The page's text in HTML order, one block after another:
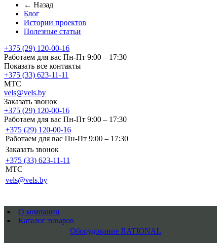
← Назад
Блог
Истории проектов
Полезные статьи
+375 (29) 120-00-16
Работаем для вас Пн-Пт 9:00 – 17:30
Показать все контакты
+375 (33) 623-11-11
MTC
vels@vels.by
Заказать звонок
+375 (29) 120-00-16
Работаем для вас Пн-Пт 9:00 – 17:30
+375 (29) 120-00-16
Работаем для вас Пн-Пт 9:00 – 17:30
Заказать звонок
+375 (33) 623-11-11
MTC
vels@vels.by
О компании
Каталог товаров
Оборудование RATIONAL